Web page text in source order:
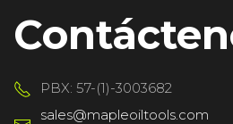
PBX: 57-(1)-3003682
sales@mapleoiltools.com